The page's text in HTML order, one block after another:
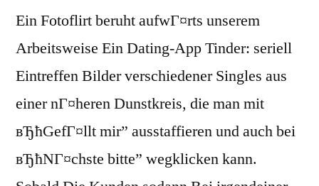
Ein Fotoflirt beruht aufwГ¤rts unserem
Arbeitsweise Ein Dating-App Tinder: seriell
Eintreffen Bilder verschiedener Singles aus
einer nГ¤heren Dunstkreis, die man mit
вЂћGefГ¤llt mir” ausstaffieren und auch bei
вЂћNГ¤chste bitte” wegklicken kann.